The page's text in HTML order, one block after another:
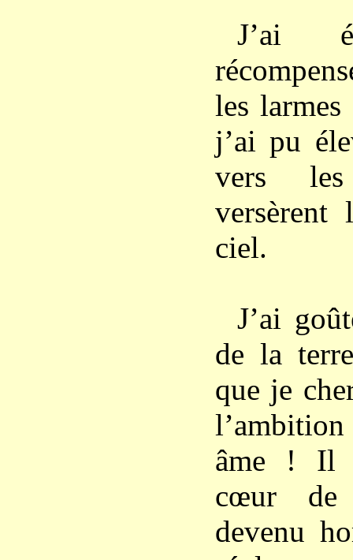
J’ai
les larmes
j’ai pu
vers
versèrent
ciel.
J’ai
de la
que je
âme ! Il
cœur de
devenu